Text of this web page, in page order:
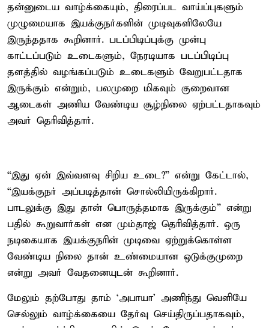
தன்னுடைய வாழ்க்கையும், திரைப்பட வாய்ப்புகளும்
முழுமையாக இயக்குநர்களின் முடிவுகளிலேயே
இருந்ததாக கூறினார். படப்பிடிப்புக்கு முன்பு
காட்டப்படும் உடைகளும், நேரடியாக படப்பிடிப்பு
தளத்தில் வழங்கப்படும் உடைகளும் வேறுபட்டதாக
இருக்கும் என்றும், பலமுறை மிகவும் குறைவான
ஆடைகள் அணிய வேண்டிய சூழ்நிலை ஏற்பட்டதாகவும்
அவர் தெரிவித்தார்.
“இது ஏன் இவ்வளவு சிறிய உடை?” என்று கேட்டால்,
“இயக்குநர் அப்படித்தான் சொல்லியிருக்கிறார்.
பாடலுக்கு இது தான் பொருத்தமாக இருக்கும்” என்று
பதில் கூறுவார்கள் என மும்தாஜ் தெரிவித்தார். ஒரு
நடிகையாக இயக்குநரின் முடிவை ஏற்றுக்கொள்ள
வேண்டிய நிலை தான் உண்மையான ஒடுக்குமுறை
என்று அவர் வேதனையுடன் கூறினார்.
மேலும் தற்போது தாம் ‘அபாயா’ அணிந்து வெளியே
செல்லும் வாழ்க்கையை தேர்வு செய்திருப்பதாகவும்,